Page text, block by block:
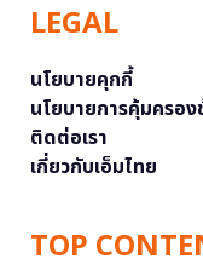
LEGAL
นโยบายคุกกี้
นโยบายการคุ้มครอ
ติดต่อเรา
เกี่ยวกับเอ็มไทย
TOP